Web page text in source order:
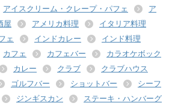
アイスクリーム・クレープ・パフェ
ア
屋
アメリカ料理
イタリア料理
ェ
インドカレー
インド料理
カフェ カフェバー
カラオケボック
カレー クラブ
クラブハウス
ゴルフバー ショットバー
シーフ
ジンギスカン
ステーキ・ハンバーグ